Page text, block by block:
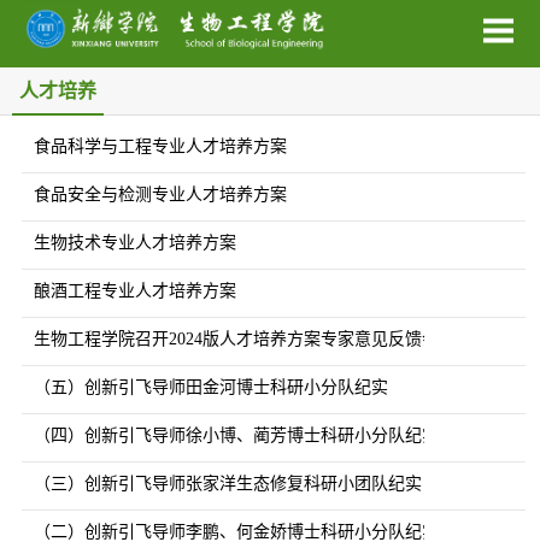
人才培养
食品科学与工程专业人才培养方案
食品安全与检测专业人才培养方案
生物技术专业人才培养方案
酿酒工程专业人才培养方案
生物工程学院召开2024版人才培养方案专家意见反馈会
（五）创新引飞导师田金河博士科研小分队纪实
（四）创新引飞导师徐小博、蔺芳博士科研小分队纪实
（三）创新引飞导师张家洋生态修复科研小团队纪实
（二）创新引飞导师李鹏、何金娇博士科研小分队纪实